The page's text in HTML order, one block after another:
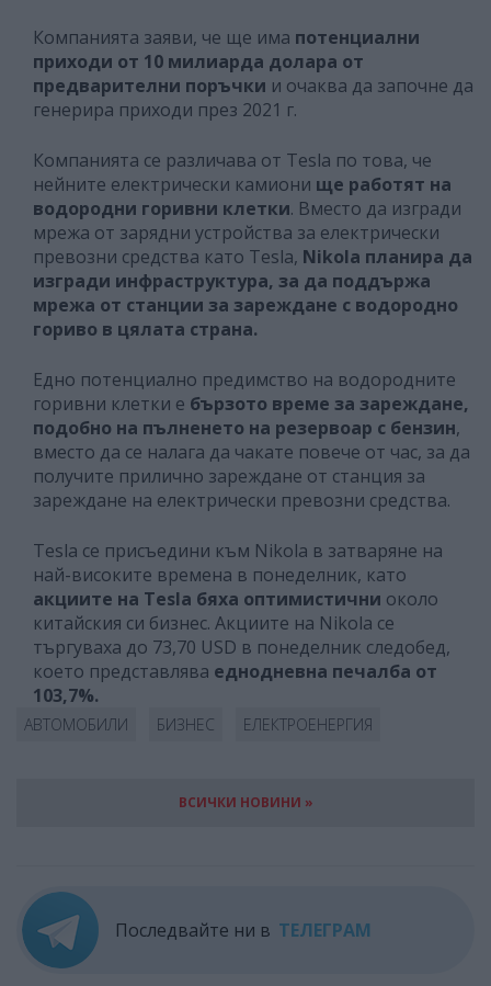
Компанията заяви, че ще има потенциални
приходи от 10 милиарда долара от
предварителни поръчки и очаква да започне да
генерира приходи през 2021 г.
Компанията се различава от Tesla по това, че
нейните електрически камиони ще работят на
водородни горивни клетки. Вместо да изгради
мрежа от зарядни устройства за електрически
превозни средства като Tesla, Nikola планира да
изгради инфраструктура, за да поддържа
мрежа от станции за зареждане с водородно
гориво в цялата страна.
Едно потенциално предимство на водородните
горивни клетки е бързото време за зареждане,
подобно на пълненето на резервоар с бензин,
вместо да се налага да чакате повече от час, за да
получите прилично зареждане от станция за
зареждане нa електрически превозни средства.
Tesla се присъедини към Nikola в затваряне на
най-високите времена в понеделник, като
акциите на Tesla бяха оптимистични около
китайския си бизнес. Акциите на Nikola се
търгуваха до 73,70 USD в понеделник следобед,
което представлява еднодневна печалба от
103,7%.
АВТОМОБИЛИ БИЗНЕС ЕЛЕКТРОЕНЕРГИЯ
ВСИЧКИ НОВИНИ »
Последвайте ни в ТЕЛЕГРАМ